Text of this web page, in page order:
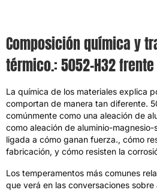
Composición química y
térmico.: 5052-H32
La química de los materiales explica
comportan de manera tan diferente.
comúnmente como una aleación de
como aleación de aluminio-magnesio-
ligada a cómo ganan fuerza., cómo
fabricación, y cómo resisten la
Los temperamentos más comunes
que verá en las conversaciones